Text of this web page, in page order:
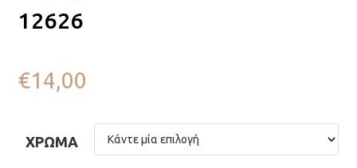
12626
€14,00
ΧΡΏΜΑ